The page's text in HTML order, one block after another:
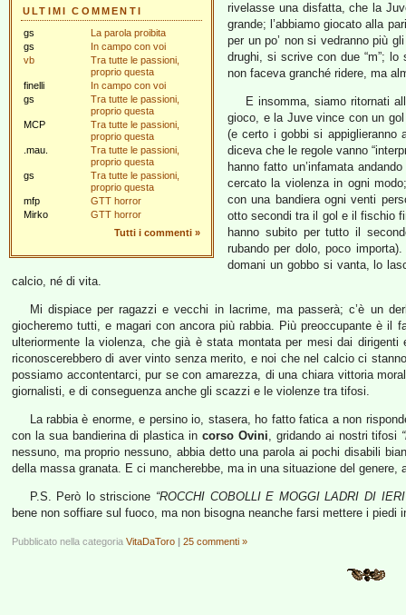
ULTIMI COMMENTI
gs
La parola proibita
gs
In campo con voi
vb
Tra tutte le passioni,
proprio questa
finelli
In campo con voi
gs
Tra tutte le passioni,
proprio questa
MCP
Tra tutte le passioni,
proprio questa
.mau.
Tra tutte le passioni,
proprio questa
gs
Tra tutte le passioni,
proprio questa
mfp
GTT horror
Mirko
GTT horror
Tutti i commenti »
rivelasse una disfatta, che la
grande; l’abbiamo giocato alla
per un po’ non si vedranno più
drughi, si scrive con due “m”;
non faceva granché ridere, ma
E insomma, siamo ritornati
gioco, e la Juve vince con un
(e certo i gobbi si appiglieranno
diceva che le regole vanno
hanno fatto un’infamata
cercato la violenza in ogni
con una bandiera ogni venti
otto secondi tra il gol e il fischio
hanno subito per tutto il
rubando per dolo, poco
domani un gobbo si vanta, lo
calcio, né di vita.
Mi dispiace per ragazzi e vecchi in lacrime, ma passerà; c’è un
giocheremo tutti, e magari con ancora più rabbia. Più preoccupante è il
ulteriormente la violenza, che già è stata montata per mesi dai
riconoscerebbero di aver vinto senza merito, e noi che nel calcio ci
possiamo accontentarci, pur se con amarezza, di una chiara vittoria
giornalisti, e di conseguenza anche gli scazzi e le violenze tra tifosi.
La rabbia è enorme, e persino io, stasera, ho fatto fatica a non
con la sua bandierina di plastica incorso Ovini, gridando ai nostri tifosi
nessuno, ma proprio nessuno, abbia detto una parola ai pochi disabili
della massa granata. E ci mancherebbe, ma in una situazione del
P.S. Però lo striscione “ROCCHI COBOLLI E MOGGI LADRI DI
bene non soffiare sul fuoco, ma non bisogna neanche farsi mettere i piedi
Pubblicato nella categoria VitaDaToro | 25 commenti »